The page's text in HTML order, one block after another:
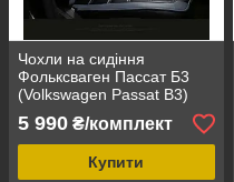
Чохли на сидіння
Фольксваген Пассат Б3
(Volkswagen Passat B3)
MAX-L модельні
авточохли екошкіра
аригона
5 990 ₴/комплект
Купити